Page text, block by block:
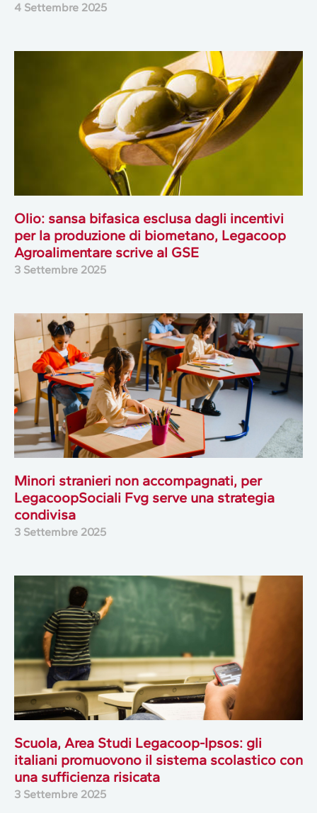
4 Settembre 2025
Olio: sansa bifasica esclusa dagli incentivi
per la produzione di biometano, Legacoop
Agroalimentare scrive al GSE
3 Settembre 2025
Minori stranieri non accompagnati, per
LegacoopSociali Fvg serve una strategia
condivisa
3 Settembre 2025
Scuola, Area Studi Legacoop-Ipsos: gli
italiani promuovono il sistema scolastico con
una sufficienza risicata
3 Settembre 2025